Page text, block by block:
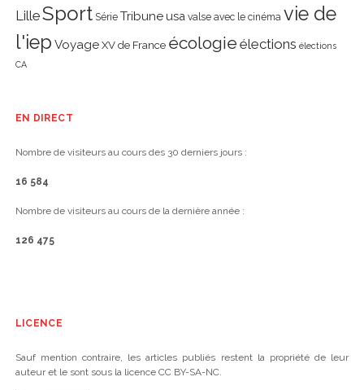
LilleSport Série Tribune usa valse avec le cinéma vie de
l'iep Voyage XV de France écologie élections élections
CA
EN DIRECT
Nombre de visiteurs au cours des 30 derniers jours :
16 584
Nombre de visiteurs au cours de la dernière année :
126 475
LICENCE
Sauf mention contraire, les articles publiés restent la propriété de leur
auteur et le sont sous la licence CC BY-SA-NC.